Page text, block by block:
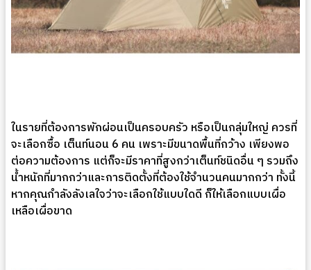
ในรายที่ต้องการพักผ่อนเป็นครอบครัว หรือเป็นกลุ่มใหญ่ ควรที่
จะเลือกซื้อ เต็นท์นอน 6 คน เพราะมีขนาดพื้นที่กว้าง เพียงพอ
ต่อความต้องการ แต่ก็จะมีราคาที่สูงกว่าเต็นท์ชนิดอื่น ๆ รวมถึง
น้ำหนักที่มากกว่าและการติดตั้งที่ต้องใช้จำนวนคนมากกว่า ทั้งนี้
หากคุณกำลังลังเลใจว่าจะเลือกใช้แบบใดดี ก็ให้เลือกแบบเผื่อ
เหลือเผื่อขาด